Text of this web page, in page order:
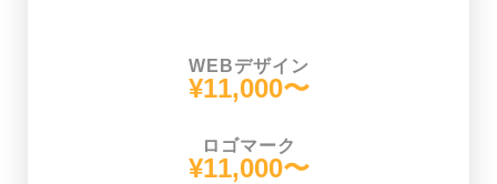
WEBデザイン
¥11,000〜
ロゴマーク
¥11,000〜